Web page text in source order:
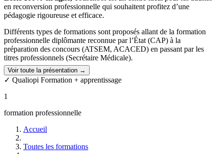
en reconversion professionnelle qui souhaitent profitez d’une
pédagogie rigoureuse et efficace.
Différents types de formations sont proposés allant de la formation
professionnelle diplômante reconnue par l’État (CAP) à la
préparation des concours (ATSEM, ACACED) en passant par les
titres professionnels (Secrétaire Médicale).
Apprenez un nouveau métier grâce à YouSchool
Grâce à la formation à distance, suivez un programme depuis chez
L’intégralité des vidéos complémentaires
Voir toute la présentation →
✓ Qualiopi Formation + apprentissage
1
formation professionnelle
Accueil
Toutes les formations